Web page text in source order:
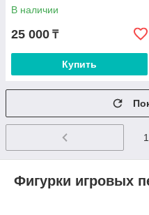
В наличии
25 000 ₸
Купить
1
Фигурки игровых